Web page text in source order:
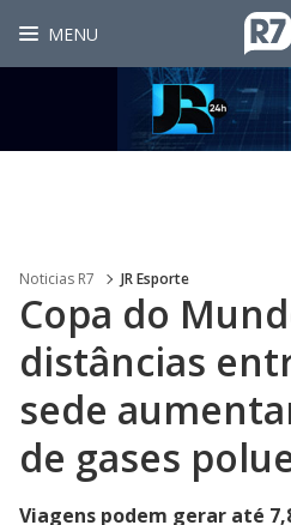
MENU
Noticias R7 JR Esporte
Copa do
distâncias
sede
de gases
Viagens podem gerar até